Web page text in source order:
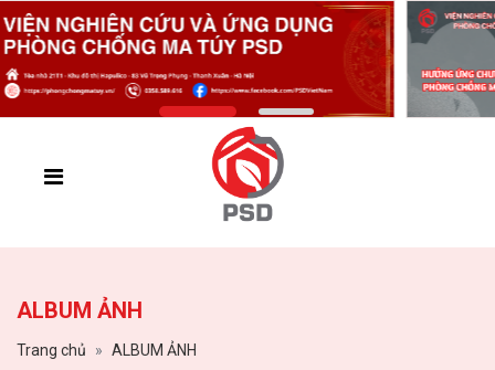
ALBUM ẢNH
Trang chủ ALBUM ẢNH